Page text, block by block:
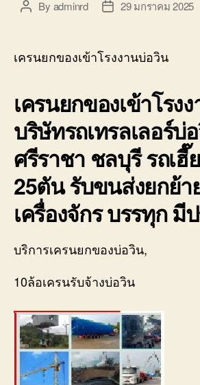
PostBy adminrd
Post29 มกราคม 2025
เครนยกของเข้าโรงงานบ่อวิน
เครนยกของเข้าโรง
บริษัทรถเทรลเลอร์บ่
ศรีราชา ชลบุรี รถเฮี๊
25ตัน รับขนส่งยกย้า
เครื่องจักร บรรทุก มี
บริการเครนยกของบ่อวิน,
10ล้อเครนรับจ้างบ่อวิน